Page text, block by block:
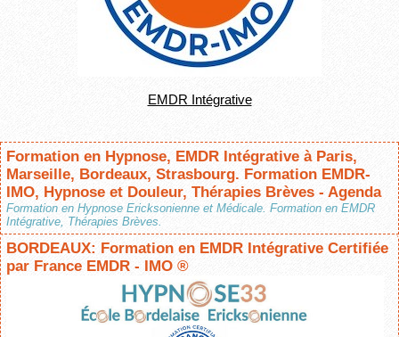
EMDR Intégrative
Formation en Hypnose, EMDR Intégrative à Paris,
Marseille, Bordeaux, Strasbourg. Formation EMDR-
IMO, Hypnose et Douleur, Thérapies Brèves - Agenda
Formation en Hypnose Ericksonienne et Médicale. Formation en EMDR
Intégrative, Thérapies Brèves.
BORDEAUX: Formation en EMDR Intégrative Certifiée
par France EMDR - IMO ®